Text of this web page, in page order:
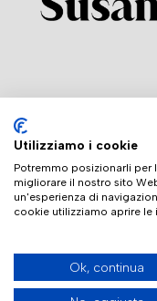
Utilizziamo i cookie
Potremmo posizionarli per
migliorare il nostro sito
un'esperienza di
cookie utilizziamo aprire le
Ok, continua